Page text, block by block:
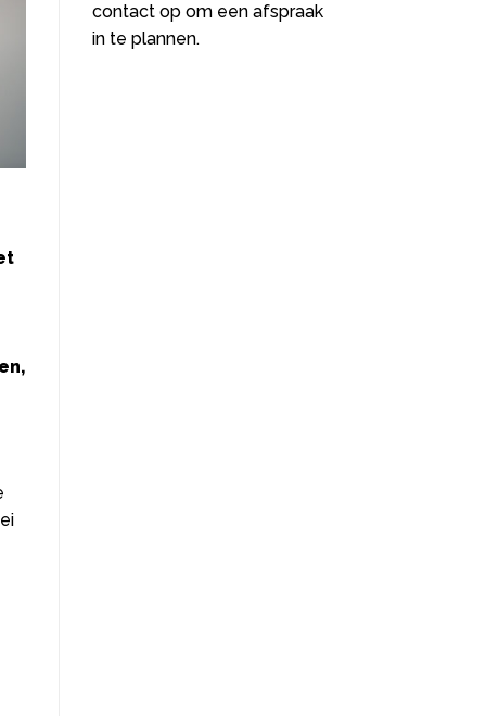
contact op om een afspraak
in te plannen.